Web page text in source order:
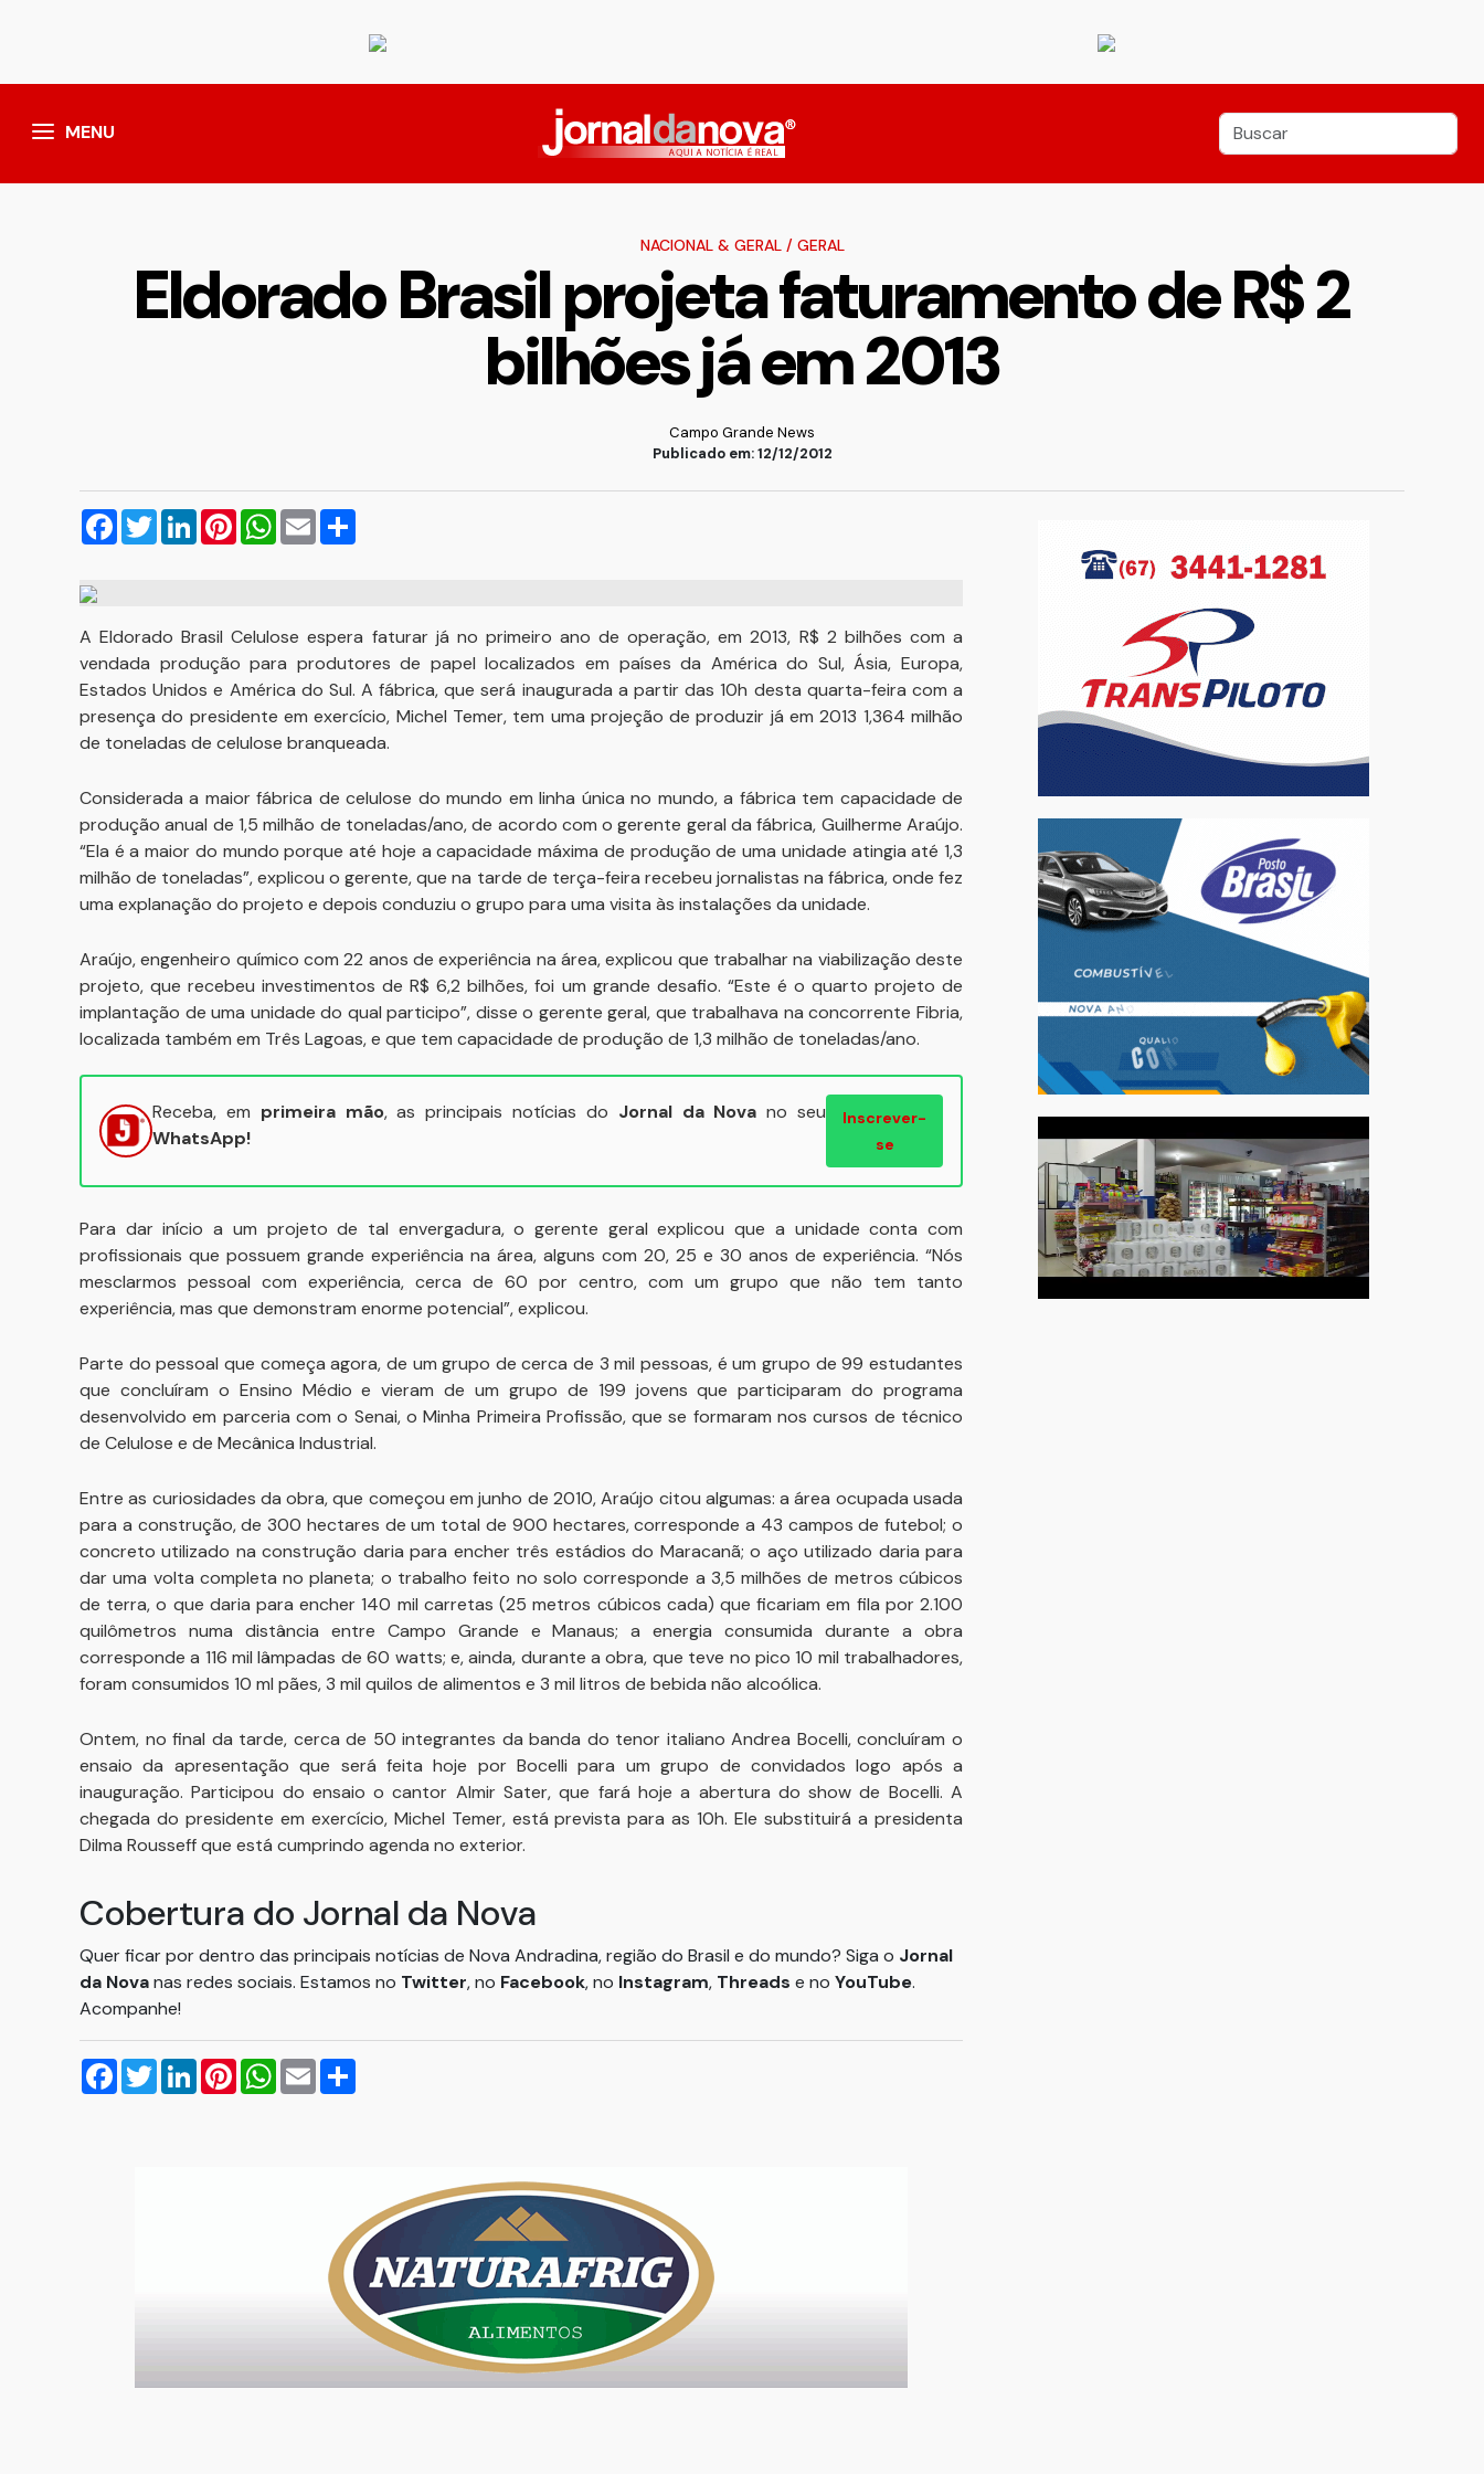
MENU
NACIONAL & GERAL/ GERAL
Eldorado Brasil projeta faturamento de R$ 2
bilhões já em 2013
Campo Grande News
Publicado em: 12/12/2012
Facebook
TwitterLinkedInPinterestWhatsApp
Email
A Eldorado Brasil Celulose espera faturar já no primeiro ano de operação, em 2013, R$ 2 bilhões com a
vendada produção para produtores de papel localizados em países da América do Sul, Ásia, Europa,
Estados Unidos e América do Sul. A fábrica, que será inaugurada a partir das 10h desta quarta-feira com a
presença do presidente em exercício, Michel Temer, tem uma projeção de produzir já em 2013 1,364 milhão
de toneladas de celulose branqueada.
Considerada a maior fábrica de celulose do mundo em linha única no mundo, a fábrica tem capacidade de
produção anual de 1,5 milhão de toneladas/ano, de acordo com o gerente geral da fábrica, Guilherme Araújo.
“Ela é a maior do mundo porque até hoje a capacidade máxima de produção de uma unidade atingia até 1,3
milhão de toneladas”, explicou o gerente, que na tarde de terça-feira recebeu jornalistas na fábrica, onde fez
uma explanação do projeto e depois conduziu o grupo para uma visita às instalações da unidade.
Araújo, engenheiro químico com 22 anos de experiência na área, explicou que trabalhar na viabilização deste
projeto, que recebeu investimentos de R$ 6,2 bilhões, foi um grande desafio. “Este é o quarto projeto de
implantação de uma unidade do qual participo”, disse o gerente geral, que trabalhava na concorrente Fibria,
localizada também em Três Lagoas, e que tem capacidade de produção de 1,3 milhão de toneladas/ano.
Receba, em primeira mão, as principais notícias do Jornal da Nova no seu
WhatsApp!
Inscrever-
se
Para dar início a um projeto de tal envergadura, o gerente geral explicou que a unidade conta com
profissionais que possuem grande experiência na área, alguns com 20, 25 e 30 anos de experiência. “Nós
mesclarmos pessoal com experiência, cerca de 60 por centro, com um grupo que não tem tanto
experiência, mas que demonstram enorme potencial”, explicou.
Parte do pessoal que começa agora, de um grupo de cerca de 3 mil pessoas, é um grupo de 99 estudantes
que concluíram o Ensino Médio e vieram de um grupo de 199 jovens que participaram do programa
desenvolvido em parceria com o Senai, o Minha Primeira Profissão, que se formaram nos cursos de técnico
de Celulose e de Mecânica Industrial.
Entre as curiosidades da obra, que começou em junho de 2010, Araújo citou algumas: a área ocupada usada
para a construção, de 300 hectares de um total de 900 hectares, corresponde a 43 campos de futebol; o
concreto utilizado na construção daria para encher três estádios do Maracanã; o aço utilizado daria para
dar uma volta completa no planeta; o trabalho feito no solo corresponde a 3,5 milhões de metros cúbicos
de terra, o que daria para encher 140 mil carretas (25 metros cúbicos cada) que ficariam em fila por 2.100
quilômetros numa distância entre Campo Grande e Manaus; a energia consumida durante a obra
corresponde a 116 mil lâmpadas de 60 watts; e, ainda, durante a obra, que teve no pico 10 mil trabalhadores,
foram consumidos 10 ml pães, 3 mil quilos de alimentos e 3 mil litros de bebida não alcoólica.
Ontem, no final da tarde, cerca de 50 integrantes da banda do tenor italiano Andrea Bocelli, concluíram o
ensaio da apresentação que será feita hoje por Bocelli para um grupo de convidados logo após a
inauguração. Participou do ensaio o cantor Almir Sater, que fará hoje a abertura do show de Bocelli. A
chegada do presidente em exercício, Michel Temer, está prevista para as 10h. Ele substituirá a presidenta
Dilma Rousseff que está cumprindo agenda no exterior.
Cobertura do Jornal da Nova
Quer ficar por dentro das principais notícias de Nova Andradina, região do Brasil e do mundo? Siga o Jornal
da Novanas redes sociais. Estamos no Twitter, no Facebook, no Instagram, Threads e no YouTube.
Acompanhe!
Facebook
TwitterLinkedInPinterestWhatsApp
Email